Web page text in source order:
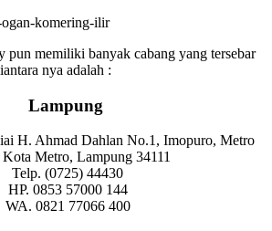
pun memiliki banyak cabang yang tersebar
nya adalah :
Lampung
H. Ahmad Dahlan No.1, Imopuro, Metro
Kota Metro, Lampung 34111
Telp. (0725) 44430
HP. 0853 57000 144
WA. 0821 77066 400